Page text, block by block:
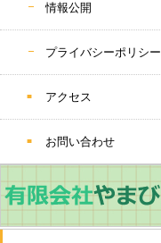
情報公開
プライバシーポリシー
アクセス
お問い合わせ